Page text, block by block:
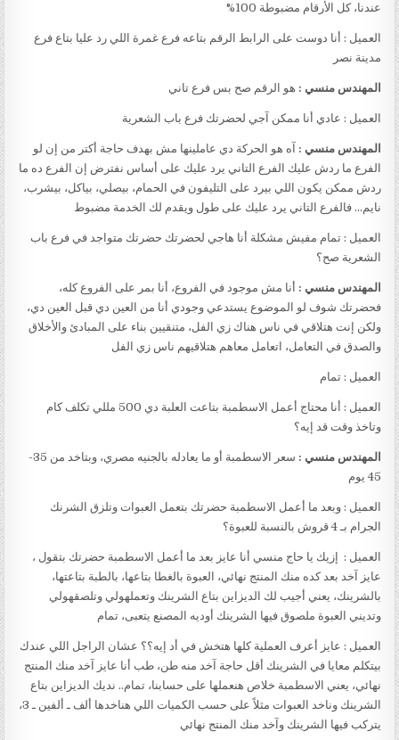
عندنا، كل الأرقام مضبوطة 100%
العميل : أنا دوست على الرابط الرقم بتاعه فرع غمرة اللي رد عليا بتاع فرع
مدينة نصر
المهندس منسي : هو الرقم صح بس فرع تاني
العميل : عادي أنا ممكن آجي لحضرتك فرع باب الشعرية
المهندس منسي : آه هو الحركة دي عاملينها مش بهدف حاجة أكتر من إن لو
الفرع ما ردش عليك الفرع التاني يرد عليك على أساس نفترض إن الفرع ده ما
ردش ممكن يكون اللي بيرد على التليفون في الحمام، بيصلي، بياكل، بيشرب،
نايم… فالفرع التاني يرد عليك على طول ويقدم لك الخدمة مضبوط
العميل : تمام مفيش مشكلة أنا هاجي لحضرتك حضرتك متواجد في فرع باب
الشعرية صح؟
المهندس منسي : أنا مش موجود في الفروع، أنا بمر على الفروع كله،
فحضرتك شوف لو الموضوع يستدعي وجودي أنا من العين دي قبل العين دي،
ولكن إنت هتلاقي في ناس هناك زي الفل، متنقيين بناء على المبادئ والأخلاق
والصدق في التعامل، اتعامل معاهم هتلاقيهم ناس زي الفل
العميل : تمام
العميل : أنا محتاج أعمل الاسطمبة بتاعت العلبة دي 500 مللي تكلف كام
وتاخذ وقت قد إيه؟
المهندس منسي :
سعر الاسطمبة أو ما يعادله بالجنيه مصري، وبتاخد من 35-
45 يوم
العميل : وبعد ما أعمل الاسطمبة حضرتك بتعمل العبوات وتلزق الشرنك
الجرام بـ 4 قروش بالنسبة للعبوة؟
العميل : إزيك يا حاج منسي أنا عايز بعد ما أعمل الاسطمبة حضرتك بتقول ،
عايز آخد بعد كده منك المنتج نهائي، العبوة بالغطا بتاعها، بالطبة بتاعتها،
بالشرينك، يعني أجيب لك الديزاين بتاع الشرينك وتعملهولي وتلصقهولي
وتديني العبوة ملصوق فيها الشرينك أوديه المصنع يتعبى، تمام
العميل : عايز أعرف العملية كلها هتخش في أد إيه؟؟ عشان الراجل اللي عندك
بيتكلم معايا في الشرينك أقل حاجة آخد منه طن، طب أنا عايز آخد منك المنتج
نهائي، يعني الاسطمبة خلاص هنعملها على حسابنا، تمام.. نديك الديزاين بتاع
الشرينك وناخد العبوات مثلاً على حسب الكميات اللي هناخدها ألف ـ ألفين ـ 3،
يتركب فيها الشرينك وآخد منك المنتج نهائي